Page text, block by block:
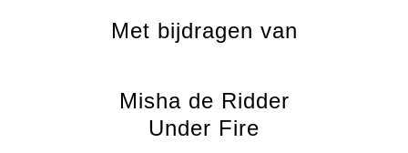
Met bijdragen van
Misha de Ridder
Under Fire